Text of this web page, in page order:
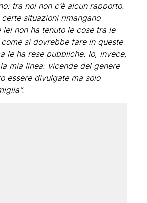
tra noi non c’è alcun rapporto.
situazioni rimangano
non ha tenuto le cose tra le
si dovrebbe fare in queste
le ha rese pubbliche. Io, invece,
mia linea: vicende del genere
essere divulgate ma solo